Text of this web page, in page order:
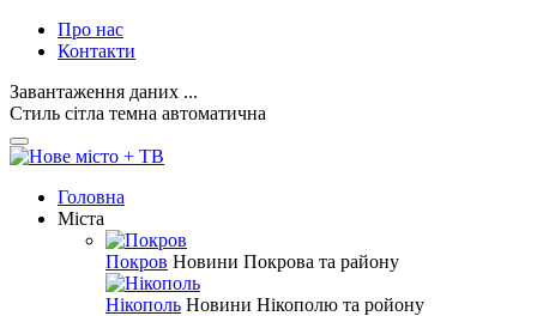
Про нас
Контакти
Завантаження даних ...
Стиль сітла темна автоматична
Головна
Міста
Покров Новини Покрова та району
Нікополь Новини Нікополю та ройону